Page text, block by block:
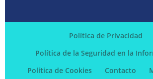
Política de Privacidad
Política de la Seguridad en la
Política de Cookies
Contacto